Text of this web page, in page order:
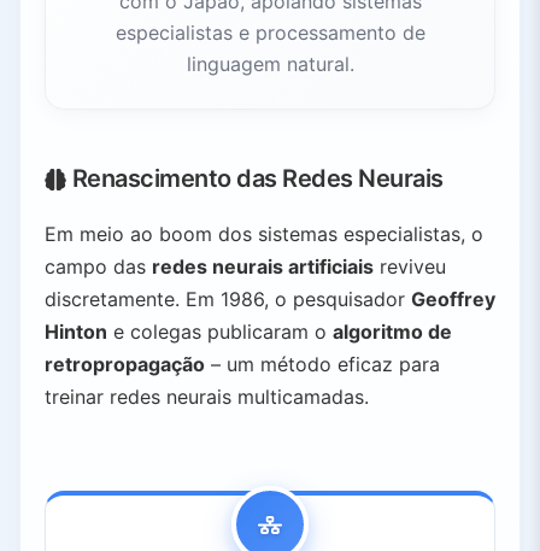
especialistas e processamento de
linguagem natural.
Renascimento das Redes Neurais
Em meio ao boom dos sistemas especialistas, o
campo das redes neurais artificiais reviveu
discretamente. Em 1986, o pesquisador Geoffrey
Hinton e colegas publicaram o algoritmo de
retropropagação – um método eficaz para
treinar redes neurais multicamadas.